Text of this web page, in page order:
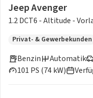
Jeep Avenger
1.2 DCT6 - Altitude -
Privat- & Gewerbekunden
Benzin
101 PS (74 kW)
Automatik